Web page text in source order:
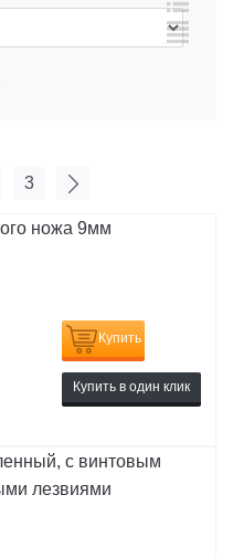
3
ножа 9мм
Купить
Купить в один клик
с винтовым
лезвиями